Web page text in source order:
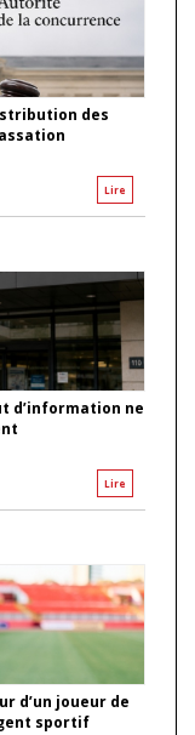
des
Lire
d’information ne
Lire
d’un joueur de
sportif